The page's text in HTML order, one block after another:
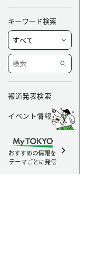
キーワード検索
報道発表検索
イベント情報
おすすめの情報を
テーマごとに発信